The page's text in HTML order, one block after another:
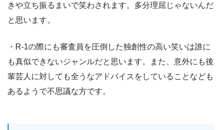
きや立ち振るまいで笑わされます。多分理屈じゃないんだ
と思います。
・R-1の際にも審査員を圧倒した独創性の高い笑いは誰に
も真似できないジャンルだと思います。また、意外にも後
輩芸人に対しても全うなアドバイスをしていることなども
あるようで不思議な方です。